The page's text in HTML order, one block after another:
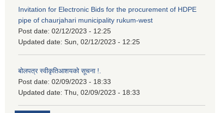
Invitation for Electronic Bids for the procurement of HDPE
pipe of chaurjahari municipality rukum-west
Post date: 02/12/2023 - 12:25
Updated date: Sun, 02/12/2023 - 12:25
बोलपत्र स्वीकृतिआशयको सूचना !.
Post date: 02/09/2023 - 18:33
Updated date: Thu, 02/09/2023 - 18:33